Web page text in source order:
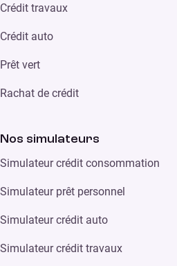
Crédit travaux
Crédit auto
Prêt vert
Rachat de crédit
Nos simulateurs
Simulateur crédit consommation
Simulateur prêt personnel
Simulateur crédit auto
Simulateur crédit travaux